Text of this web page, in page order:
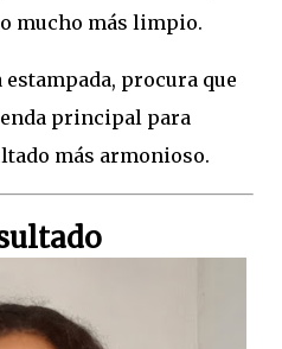
mucho más limpio.
procura que
principal para
más armonioso.